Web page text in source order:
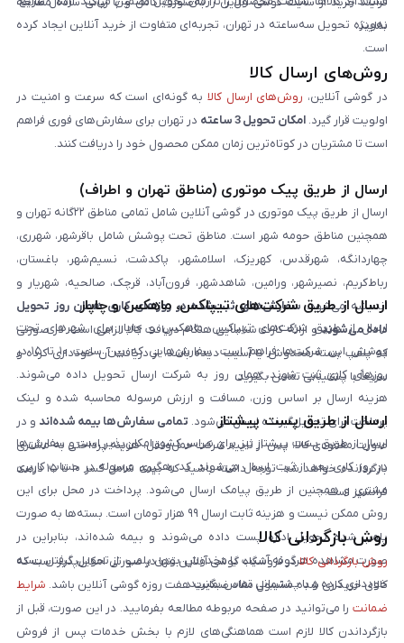
به‌ویژه تحویل سه‌ساعته در تهران، تجربه‌ای متفاوت از خرید آنلاین ایجاد کرده
است.
نمایند.
روش‌های ارسال کالا
در گوشی آنلاین، روش‌های ارسال کالا به گونه‌ای است که سرعت و امنیت در
اولویت قرار گیرد. امکان تحویل 3 ساعته
در تهران برای سفارش‌های فوری فراهم
است تا مشتریان در کوتاه‌ترین زمان ممکن محصول خود را دریافت کنند.
ارسال از طریق پیک موتوری (مناطق تهران و اطراف)
ارسال از طریق پیک موتوری در گوشی آنلاین شامل تمامی مناطق ۲۲گانه تهران و
همچنین مناطق حومه شهر است. مناطق تحت پوشش شامل باقرشهر، شهرری،
چهاردانگه، شهرقدس، کهریزک، اسلامشهر، پاکدشت، نسیم‌شهر، باغستان،
رباط‌کریم، نصیرشهر، ورامین، شاهدشهر، فرون‌آباد، قرچک، صالحیه، شهریار و
اندیشه می‌شود. سفارش‌های ثبت‌شده در روزهای کاری همان روز تحویل
داده می‌شوندو ارائه کارت شناسایی هنگام دریافت کالا الزامی است. در صورتی
که پلمپ بسته مخدوش یا آسیب دیده باشد، از دریافت آن خودداری کرده و
سریعاً با پشتیبانی تماس بگیرید.
ارسال از طریق شرکت‌های تیپاکس، ماهکس و چاپار
ارسال از طریق شرکت‌های تیپاکس، ماهکس و چاپار برای شهرهای تحت
پوشش این شرکت‌ها فراهم است. سفارش‌هایی که بین ساعت ۱۰ تا ۱۵ در
روزهای کاری ثبت شوند، همان روز به شرکت ارسال تحویل داده می‌شوند.
هزینه ارسال بر اساس وزن، مسافت و ارزش مرسوله محاسبه شده و لینک
پرداخت برای تحویل‌گیرنده ارسال می‌شود. تمامی سفارش‌ها بیمه شده‌اند و در
صورت مفقودی کالا، پس از تایید شرکت حمل‌ونقل، هزینه پرداختی به مشتری
بازگردانده خواهد شد. توجه داشته باشید که بیمه شامل کسر ۱۰ تا ۱۵ درصد
فرانشیز است.
ارسال از طریق پست پیشتاز
ارسال از طریق پست پیشتاز نیز برای سراسر کشور امکان‌پذیر است و سفارش‌ها
در روز کاری بعد از ثبت، ارسال می‌شوند. کد رهگیری مرسوله در حساب کاربری
مشتری و همچنین از طریق پیامک ارسال می‌شود. پرداخت در محل برای این
روش ممکن نیست و هزینه ثابت ارسال ۹۹ هزار تومان است. بسته‌ها به صورت
پلمپ شده تحویل اداره پست داده می‌شوند و بیمه شده‌اند، بنابراین در
صورت مشاهده هرگونه آسیب یا مخدوش بودن پلمپ، از تحویل گرفتن بسته
خودداری کرده و با پشتیبانی تماس بگیرید.
روش بازگردانی کالا
روش بازگردانی کالادر فروشگاه گوشی آنلاین تنها در صورتی امکان‌پذیر است که
کالای خریداری شده مشمول مفاد ضمانت هفت روزه گوشی آنلاین باشد. شرایط
ضمانت را می‌توانید در صفحه مربوطه مطالعه بفرمایید. در این صورت، قبل از
بازگرداندن کالا لازم است هماهنگی‌های لازم با بخش خدمات پس از فروش